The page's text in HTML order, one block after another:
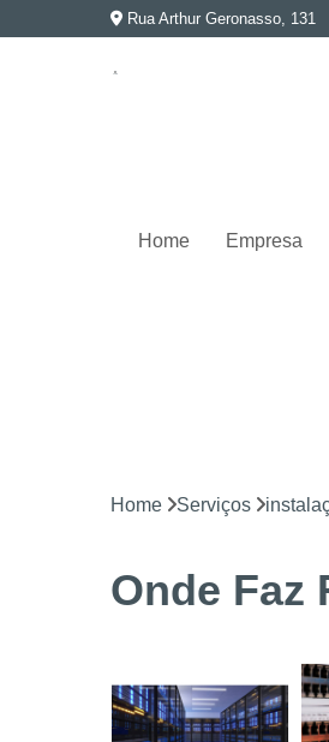
Rua Arthur Geronasso, 131
Home Empresa
Home Serviços
Onde Faz